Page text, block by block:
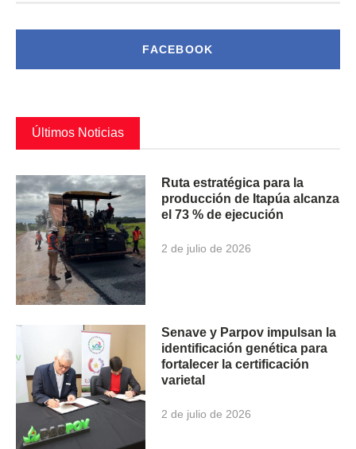
FACEBOOK
Últimos Noticias
Ruta estratégica para la
producción de Itapúa alcanza
el 73 % de ejecución
2 de julio de 2026
Senave y Parpov impulsan la
identificación genética para
fortalecer la certificación
varietal
2 de julio de 2026